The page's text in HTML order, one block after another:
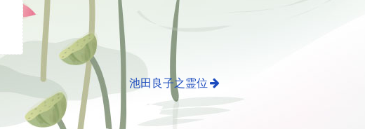
池田良子之霊位